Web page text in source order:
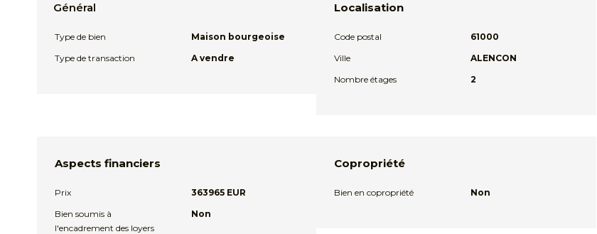
Général
Type de bien
Maison bourgeoise
Type de transaction
A vendre
Localisation
Code postal
61000
Ville
ALENCON
Nombre étages
2
Aspects financiers
Prix
363965 EUR
Bien soumis à
l'encadrement des loyers
Non
Copropriété
Bien en copropriété Non